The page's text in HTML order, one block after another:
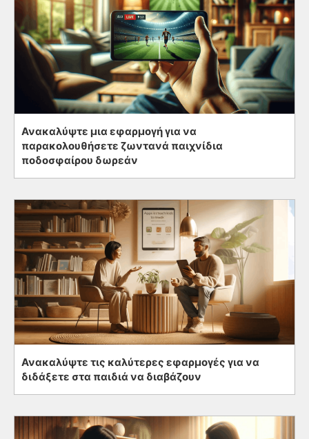
Ανακαλύψτε μια εφαρμογή για να
παρακολουθήσετε ζωντανά παιχνίδια
ποδοσφαίρου δωρεάν
Ανακαλύψτε τις καλύτερες εφαρμογές για να
διδάξετε στα παιδιά να διαβάζουν